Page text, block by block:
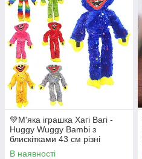
💚М'яка іграшка Хагі Вагі -
Huggy Wuggy Bambi з
блискітками 43 см різні
кольори
В наявності